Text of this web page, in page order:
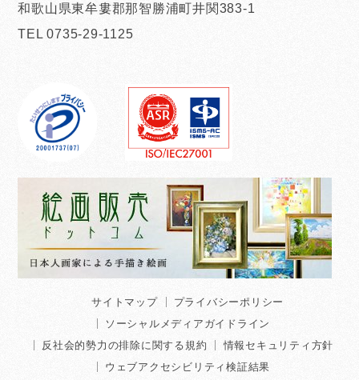
和歌山県東牟婁郡那智勝浦町井関383-1
TEL 0735-29-1125
サイトマップ
プライバシーポリシー
ソーシャルメディアガイドライン
反社会的勢力の排除に関する規約
情報セキュリティ方針
ウェブアクセシビリティ検証結果